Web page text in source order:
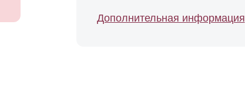
Дополнительная информация